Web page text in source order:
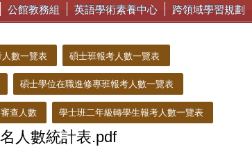
公館教務組 英語學術素養中心 跨領域學習規劃
數一覽表 碩士班報考人數一覽表
碩士學位在職進修專班報考人數一覽表
查人數 學士班二年級轉學生報考人數一覽表
人數統計表.pdf